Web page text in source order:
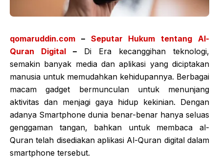
qomaruddin.com – Seputar Hukum tentang Al-
Quran Digital – Di Era kecanggihan teknologi,
semakin banyak media dan aplikasi yang diciptakan
manusia untuk memudahkan kehidupannya. Berbagai
macam gadget bermunculan untuk menunjang
aktivitas dan menjagi gaya hidup kekinian. Dengan
adanya Smartphone dunia benar-benar hanya seluas
genggaman tangan, bahkan untuk membaca al-
Quran telah disediakan aplikasi Al-Quran digital dalam
smartphone tersebut.